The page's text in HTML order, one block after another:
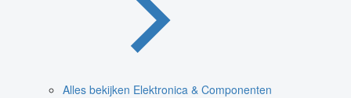
Alles bekijken Elektronica & Componenten